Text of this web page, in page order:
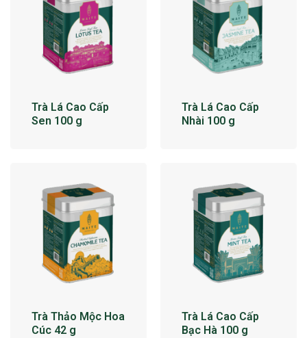
Trà Lá Cao Cấp
Sen 100 g
Trà Lá Cao Cấp
Nhài 100 g
Trà Thảo Mộc Hoa
Cúc 42 g
Trà Lá Cao Cấp
Bạc Hà 100 g